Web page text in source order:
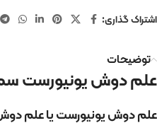
اشتراک گذاری:
توضیحات
علم دوش یونیورست
علم دوش یونیورست یا علم